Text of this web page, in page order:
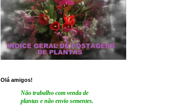
Olá amigos!
Não trabalho com venda de
plantas e não envio sementes.